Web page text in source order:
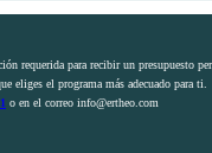
requerida para recibir un presupuesto
eliges el programa más adecuado para ti.
o en el correo info@ertheo.com